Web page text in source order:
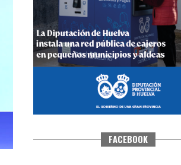
CUARTA CORRIDA DE LAS FIESTAS
COLOMBINAS 2026
hace 6 días· Huelvatv
FACEBOOK